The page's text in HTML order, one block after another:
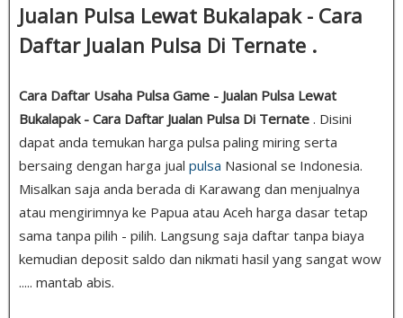
Jualan Pulsa Lewat Bukalapak - Cara
Daftar Jualan Pulsa Di Ternate .
Cara Daftar Usaha Pulsa Game - Jualan Pulsa Lewat
Bukalapak - Cara Daftar Jualan Pulsa Di Ternate . Disini
dapat anda temukan harga pulsa paling miring serta
bersaing dengan harga jual pulsa Nasional se Indonesia.
Misalkan saja anda berada di Karawang dan menjualnya
atau mengirimnya ke Papua atau Aceh harga dasar tetap
sama tanpa pilih - pilih. Langsung saja daftar tanpa biaya
kemudian deposit saldo dan nikmati hasil yang sangat wow
..... mantab abis.